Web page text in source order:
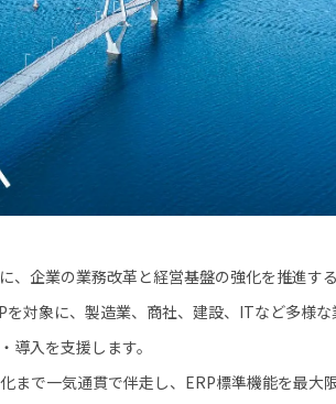
企業の業務改革と経営基盤の強化を推進す
対象に、製造業、商社、建設、ITなど多様
導入を支援します。
まで一気通貫で伴走し、ERP標準機能を最